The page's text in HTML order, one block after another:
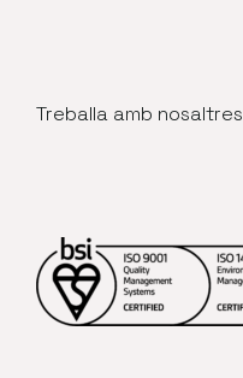
Treballa amb nosaltres